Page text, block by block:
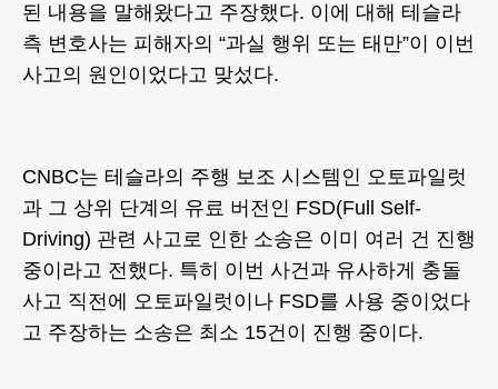
된 내용을 말해왔다고 주장했다. 이에 대해 테슬라
측 변호사는 피해자의 “과실 행위 또는 태만”이 이번
사고의 원인이었다고 맞섰다.
CNBC는 테슬라의 주행 보조 시스템인 오토파일럿
과 그 상위 단계의 유료 버전인 FSD(Full Self-
Driving) 관련 사고로 인한 소송은 이미 여러 건 진행
중이라고 전했다. 특히 이번 사건과 유사하게 충돌
사고 직전에 오토파일럿이나 FSD를 사용 중이었다
고 주장하는 소송은 최소 15건이 진행 중이다.